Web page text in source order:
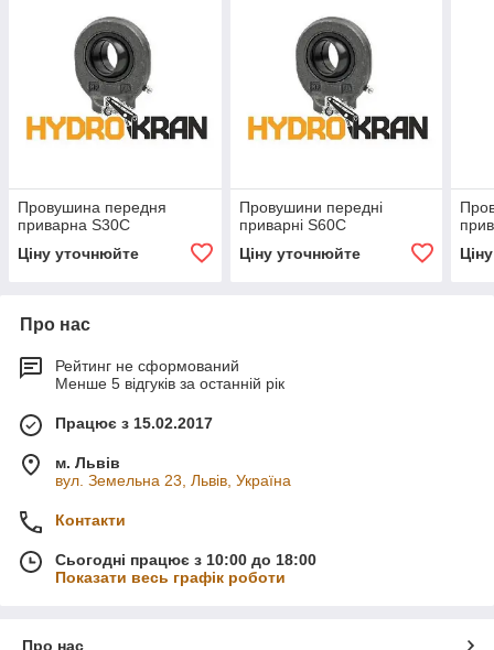
Провушина передня
приварна S30C
Ціну уточнюйте
Провушини передні
приварні S60C
Ціну уточнюйте
Про нас
Рейтинг не сформований
Менше 5 відгуків за останній рік
Працює з 15.02.2017
м. Львів
вул. Земельна 23, Львів, Україна
Контакти
Сьогодні працює з 10:00 до 18:00
Показати весь графік роботи
Про нас